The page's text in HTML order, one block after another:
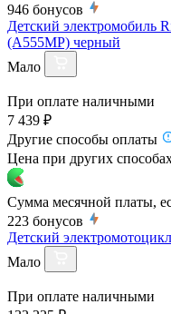
946 бонусов
Детский электромобиль
(A555MP) черный
Мало
При оплате наличными
7 439 ₽
Другие способы оплаты
Цена при других
Сумма месячной платы,
223 бонусов
Детский
Мало
При оплате наличными